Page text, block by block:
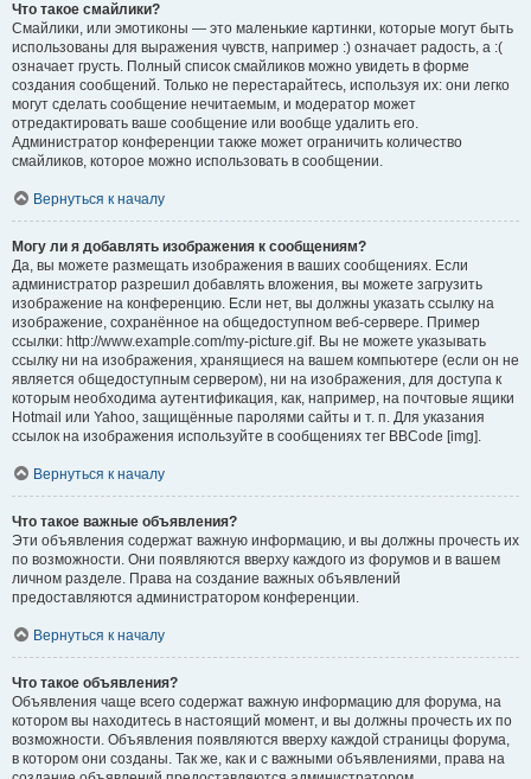
Что такое смайлики?
Смайлики, или эмотиконы — это маленькие картинки, которые могут быть
использованы для выражения чувств, например :) означает радость, а :(
означает грусть. Полный список смайликов можно увидеть в форме
создания сообщений. Только не перестарайтесь, используя их: они легко
могут сделать сообщение нечитаемым, и модератор может
отредактировать ваше сообщение или вообще удалить его.
Администратор конференции также может ограничить количество
смайликов, которое можно использовать в сообщении.
Вернуться к началу
Могу ли я добавлять изображения к сообщениям?
Да, вы можете размещать изображения в ваших сообщениях. Если
администратор разрешил добавлять вложения, вы можете загрузить
изображение на конференцию. Если нет, вы должны указать ссылку на
изображение, сохранённое на общедоступном веб-сервере. Пример
ссылки: http://www.example.com/my-picture.gif. Вы не можете указывать
ссылку ни на изображения, хранящиеся на вашем компьютере (если он не
является общедоступным сервером), ни на изображения, для доступа к
которым необходима аутентификация, как, например, на почтовые ящики
Hotmail или Yahoo, защищённые паролями сайты и т. п. Для указания
ссылок на изображения используйте в сообщениях тег BBCode [img].
Вернуться к началу
Что такое важные объявления?
Эти объявления содержат важную информацию, и вы должны прочесть их
по возможности. Они появляются вверху каждого из форумов и в вашем
личном разделе. Права на создание важных объявлений
предоставляются администратором конференции.
Вернуться к началу
Что такое объявления?
Объявления чаще всего содержат важную информацию для форума, на
котором вы находитесь в настоящий момент, и вы должны прочесть их по
возможности. Объявления появляются вверху каждой страницы форума,
в котором они созданы. Так же, как и с важными объявлениями, права на